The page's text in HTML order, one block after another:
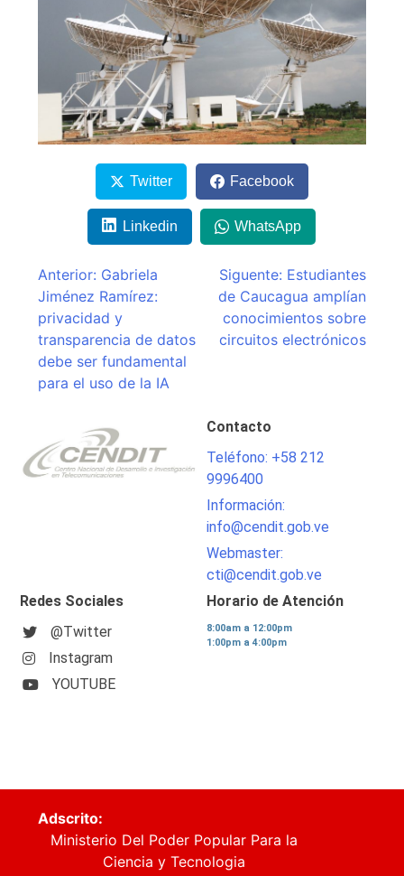
Twitter Facebook
Linkedin WhatsApp
Navegación
de
entradas
Anterior: Gabriela
Jiménez Ramírez:
privacidad y
transparencia de datos
debe ser fundamental
para el uso de la IA
Siguente: Estudiantes
de Caucagua amplían
conocimientos sobre
circuitos electrónicos
Contacto
Teléfono: +58 212
9996400
Información:
info@cendit.gob.ve
Webmaster:
cti@cendit.gob.ve
Redes Sociales
@Twitter
Instagram
YOUTUBE
Horario de Atención
8:00am a 12:00pm
1:00pm a 4:00pm
Adscrito:
Ministerio Del Poder Popular Para la
Ciencia y Tecnologia